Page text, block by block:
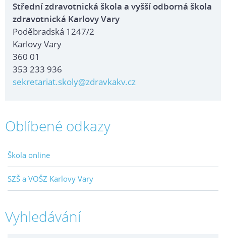
Střední zdravotnická škola a vyšší odborná škola
zdravotnická Karlovy Vary
Poděbradská 1247/2
Karlovy Vary
360 01
353 233 936
sekretariat.skoly@zdravkakv.cz
Oblíbené odkazy
Škola online
SZŠ a VOŠZ Karlovy Vary
Vyhledávání